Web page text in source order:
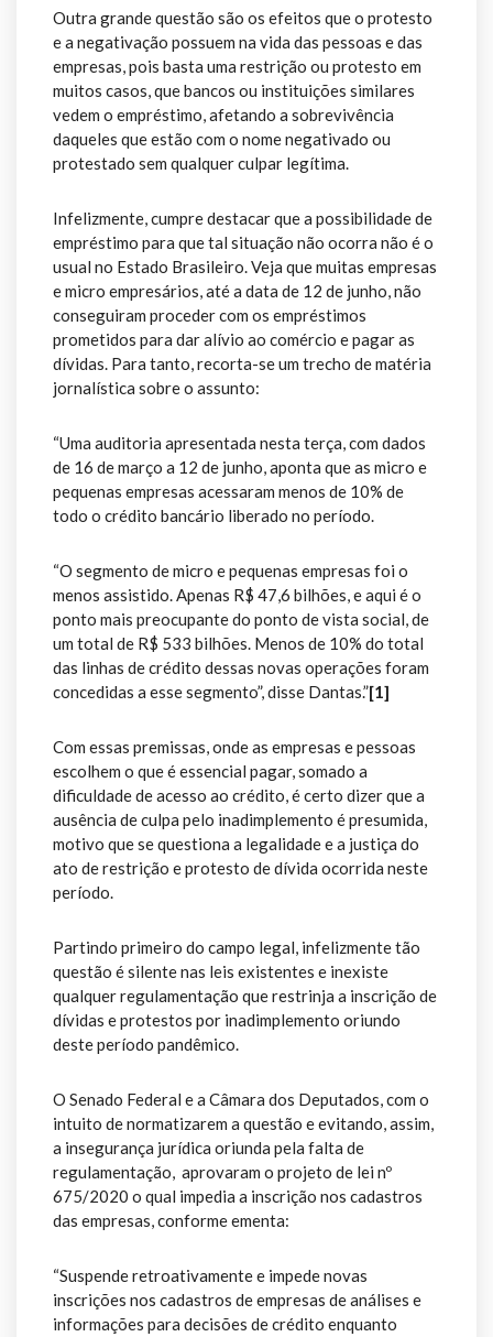
Outra grande questão são os efeitos que o protesto
e a negativação possuem na vida das pessoas e das
empresas, pois basta uma restrição ou protesto em
muitos casos, que bancos ou instituições similares
vedem o empréstimo, afetando a sobrevivência
daqueles que estão com o nome negativado ou
protestado sem qualquer culpar legítima.
Infelizmente, cumpre destacar que a possibilidade de
empréstimo para que tal situação não ocorra não é o
usual no Estado Brasileiro. Veja que muitas empresas
e micro empresários, até a data de 12 de junho, não
conseguiram proceder com os empréstimos
prometidos para dar alívio ao comércio e pagar as
dívidas. Para tanto, recorta-se um trecho de matéria
jornalística sobre o assunto:
“Uma auditoria apresentada nesta terça, com dados
de 16 de março a 12 de junho, aponta que as micro e
pequenas empresas acessaram menos de 10% de
todo o crédito bancário liberado no período.
“O segmento de micro e pequenas empresas foi o
menos assistido. Apenas R$ 47,6 bilhões, e aqui é o
ponto mais preocupante do ponto de vista social, de
um total de R$ 533 bilhões. Menos de 10% do total
das linhas de crédito dessas novas operações foram
concedidas a esse segmento”, disse Dantas.”[1]
Com essas premissas, onde as empresas e pessoas
escolhem o que é essencial pagar, somado a
dificuldade de acesso ao crédito, é certo dizer que a
ausência de culpa pelo inadimplemento é presumida,
motivo que se questiona a legalidade e a justiça do
ato de restrição e protesto de dívida ocorrida neste
período.
Partindo primeiro do campo legal, infelizmente tão
questão é silente nas leis existentes e inexiste
qualquer regulamentação que restrinja a inscrição de
dívidas e protestos por inadimplemento oriundo
deste período pandêmico.
O Senado Federal e a Câmara dos Deputados, com o
intuito de normatizarem a questão e evitando, assim,
a insegurança jurídica oriunda pela falta de
regulamentação, aprovaram o projeto de lei nº
675/2020 o qual impedia a inscrição nos cadastros
das empresas, conforme ementa:
“Suspende retroativamente e impede novas
inscrições nos cadastros de empresas de análises e
informações para decisões de crédito enquanto